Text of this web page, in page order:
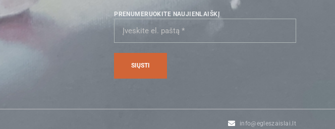
PRENUMERUOKITE NAUJIENLAIŠKĮ
info@egleszaislai.lt